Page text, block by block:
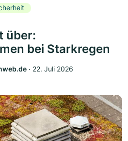
über:
bei Starkregen
‧ 22. Juli 2026